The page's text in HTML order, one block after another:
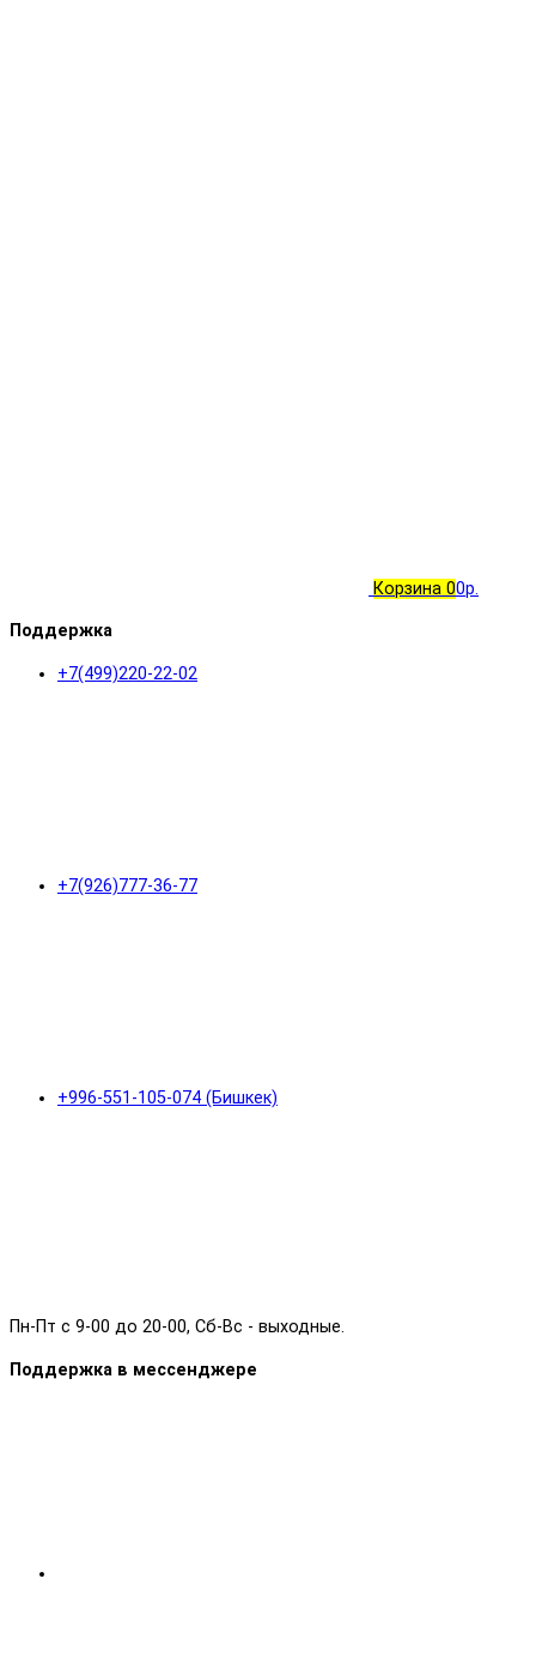
Корзина 00р.
Поддержка
+7(499)220-22-02
+7(926)777-36-77
+996-551-105-074 (Бишкек)
Пн-Пт с 9-00 до 20-00, Сб-Вс - выходные.
Поддержка в мессенджере